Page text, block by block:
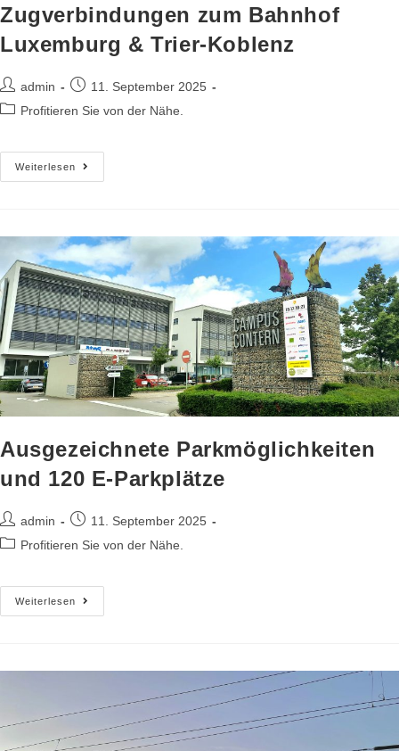
Zugverbindungen zum Bahnhof
Luxemburg & Trier-Koblenz
admin
11. September 2025
Profitieren Sie von der Nähe.
Weiterlesen
Ausgezeichnete Parkmöglichkeiten
und 120 E-Parkplätze
admin
11. September 2025
Profitieren Sie von der Nähe.
Weiterlesen